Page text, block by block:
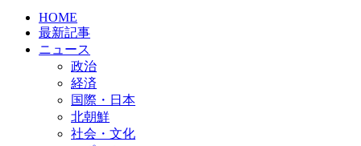
HOME
最新記事
ニュース
政治
経済
国際・日本
北朝鮮
社会・文化